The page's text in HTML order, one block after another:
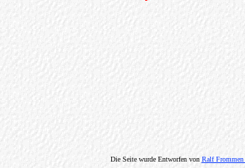
Die Seite wurde Entworfen vonRalf Frommen